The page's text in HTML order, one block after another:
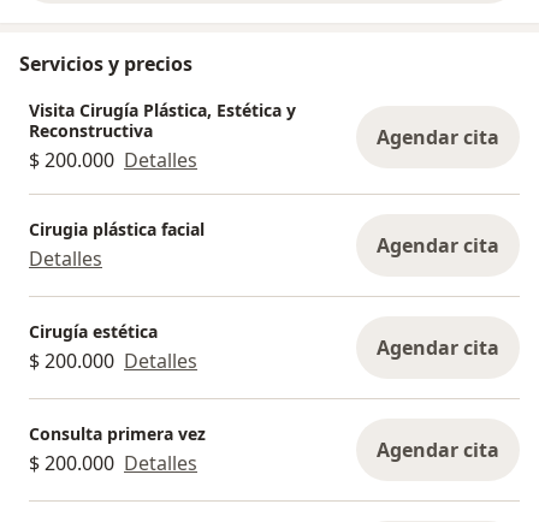
Servicios y precios
Visita Cirugía Plástica, Estética y
Reconstructiva
$ 200.000 Detalles
Agendar cita
Cirugia plástica facial
Detalles Agendar cita
Cirugía estética
$ 200.000 Detalles Agendar cita
Consulta primera vez
$ 200.000 Detalles Agendar cita